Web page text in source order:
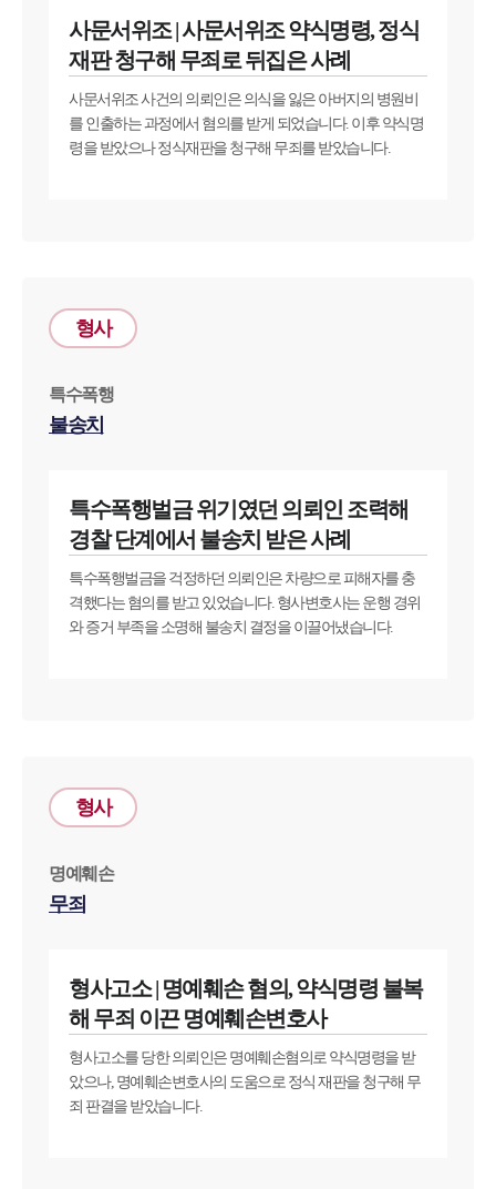
AI대륜
업무사례
형사 주요 업무사례
사례분석/최신동향
사문서위조 | 사문서위조 약식명령, 정식
재판 청구해 무죄로 뒤집은 사례
사문서위조 사건의 의뢰인은 의식을 잃은 아버지의 병원비
를 인출하는 과정에서 혐의를 받게 되었습니다. 이후 약식명
령을 받았으나 정식재판을 청구해 무죄를 받았습니다.
형사
특수폭행
불송치
특수폭행벌금 위기였던 의뢰인 조력해
경찰 단계에서 불송치 받은 사례
특수폭행벌금을 걱정하던 의뢰인은 차량으로 피해자를 충
격했다는 혐의를 받고 있었습니다. 형사변호사는 운행 경위
와 증거 부족을 소명해 불송치 결정을 이끌어냈습니다.
형사
명예훼손
무죄
형사고소 | 명예훼손 혐의, 약식명령 불복
해 무죄 이끈 명예훼손변호사
형사고소를 당한 의뢰인은 명예훼손혐의로 약식명령을 받
았으나, 명예훼손변호사의 도움으로 정식 재판을 청구해 무
죄 판결을 받았습니다.